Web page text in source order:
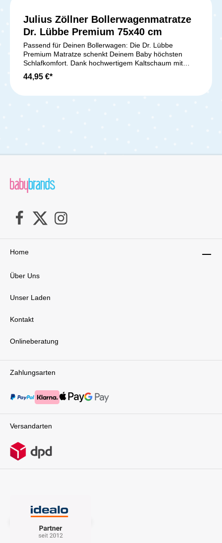
Julius Zöllner Bollerwagenmatratze
Dr. Lübbe Premium 75x40 cm
Passend für Deinen Bollerwagen: Die Dr. Lübbe
Premium Matratze schenkt Deinem Baby höchsten
Schlafkomfort. Dank hochwertigem Kaltschaum mit
Ventilationskanälen sorgt sie für ein perfektes
Schlafklima. Der zweischichtige Aufbau – sanfte
TEX Standard 100, ist die Matratze frei von
Bollerwagenmatratze Dr. Lübbe Premium 75x40 cm
44,95 €*
Zahlungsarten
Versandarten
Home
Über Uns
Unser Laden
Kontakt
Onlineberatung